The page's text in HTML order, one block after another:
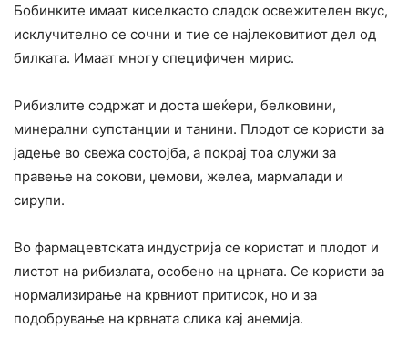
Бобинките имаат киселкасто сладок освежителен вкус,
исклучително се сочни и тие се најлековитиот дел од
билката. Имаат многу специфичен мирис.
Рибизлите содржат и доста шеќери, белковини,
минерални супстанции и танини. Плодот се користи за
јадење во свежа состојба, а покрај тоа служи за
правење на сокови, џемови, желеа, мармалади и
сирупи.
Во фармацевтската индустрија се користат и плодот и
листот на рибизлата, особено на црната. Се користи за
нормализирање на крвниот притисок, но и за
подобрување на крвната слика кај анемија.